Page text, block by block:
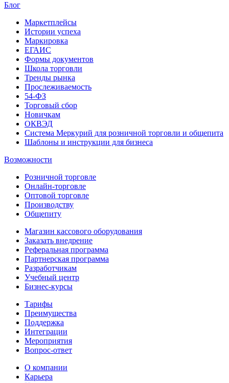
Блог
Маркетплейсы
Истории успеха
Маркировка
ЕГАИС
Формы документов
Школа торговли
Тренды рынка
Прослеживаемость
54-ФЗ
Торговый сбор
Новичкам
ОКВЭД
Система Меркурий для розничной торговли и общепита
Шаблоны и инструкции для бизнеса
Возможности
Розничной торговле
Онлайн-торговле
Оптовой торговле
Производству
Общепиту
Магазин кассового оборудования
Заказать внедрение
Реферальная программа
Партнерская программа
Разработчикам
Учебный центр
Бизнес‑курсы
Тарифы
Преимущества
Поддержка
Интеграции
Мероприятия
Вопрос-ответ
О компании
Карьера